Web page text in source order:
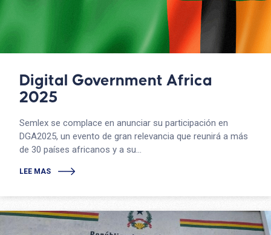
Digital Government Africa
2025
Semlex se complace en anunciar su participación en
DGA2025, un evento de gran relevancia que reunirá a más
de 30 países africanos y a su...
LEE MAS